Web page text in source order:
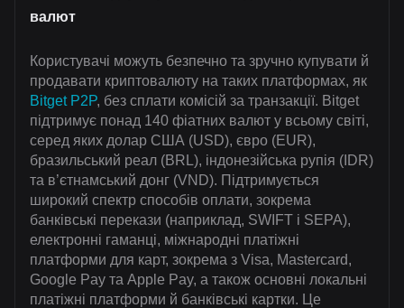
валют
Користувачі можуть безпечно та зручно купувати й
продавати криптовалюту на таких платформах, як
Bitget P2P, без сплати комісій за транзакції. Bitget
підтримує понад 140 фіатних валют у всьому світі,
серед яких долар США (USD), євро (EUR),
бразильський реал (BRL), індонезійська рупія (IDR)
та в’єтнамський донг (VND). Підтримується
широкий спектр способів оплати, зокрема
банківські перекази (наприклад, SWIFT і SEPA),
електронні гаманці, міжнародні платіжні
платформи для карт, зокрема з Visa, Mastercard,
Google Pay та Apple Pay, а також основні локальні
платіжні платформи й банківські картки. Це